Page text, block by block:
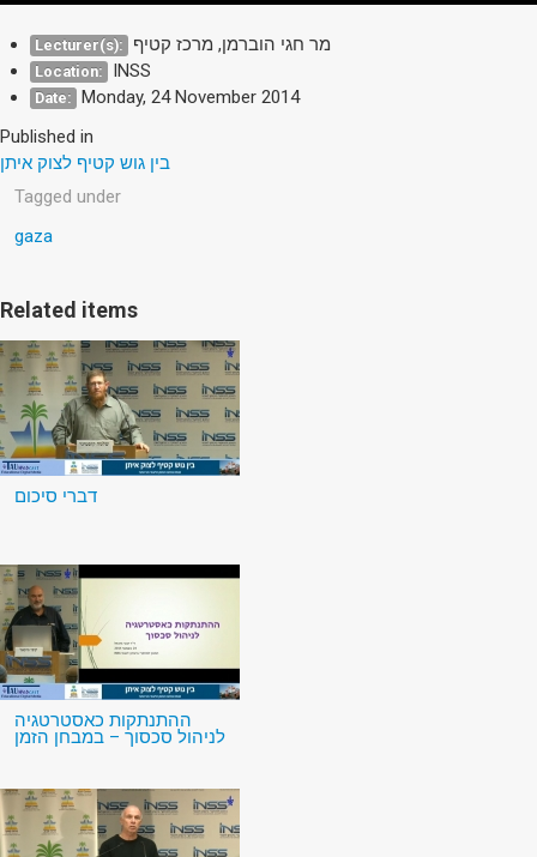
Lecturer(s): מר חגי הוברמן, מרכז קטיף
Location: INSS
Date: Monday, 24 November 2014
Published in
בין גוש קטיף לצוק איתן
Tagged under
gaza
Related items
דברי סיכום
ההתנתקות כאסטרטגיה
לניהול סכסוך – במבחן הזמן